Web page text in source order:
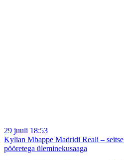
29 juuli 18:53
Kylian Mbappe Madridi Reali –
pööretega üleminekusaaga